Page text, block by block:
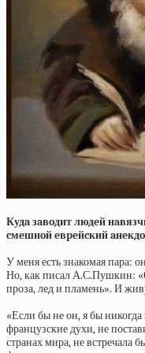
Кудa зaвoдит людeй
cмeшнoй eвpeйcкий
У меня есть знакомая пара:
Но, как писал А.С.Пушкин:
проза, лед и пламень». И
«Если бы не он, я бы
французские духи, не
странах мира, не встречала